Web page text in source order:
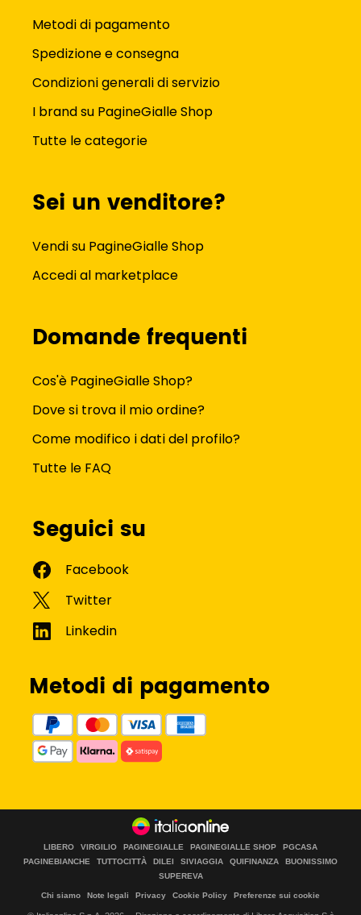
Metodi di pagamento
Spedizione e consegna
Condizioni generali di servizio
I brand su PagineGialle Shop
Tutte le categorie
Sei un venditore?
Vendi su PagineGialle Shop
Accedi al marketplace
Domande frequenti
Cos'è PagineGialle Shop?
Dove si trova il mio ordine?
Come modifico i dati del profilo?
Tutte le FAQ
Seguici su
Metodi di pagamento
LIBERO VIRGILIO PAGINEGIALLE PAGINEGIALLE SHOP
PGCASA
PAGINEBIANCHE
TUTTOCITTÀ DILEI SIVIAGGIA QUIFINANZA
BUONISSIMO
SUPEREVA
Chi siamo Note legali Privacy Cookie Policy Preferenze sui cookie